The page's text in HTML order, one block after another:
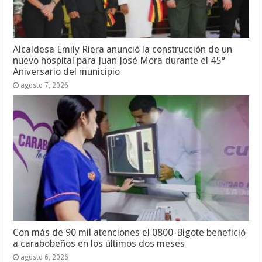
Alcaldesa Emily Riera anunció la construcción de un
nuevo hospital para Juan José Mora durante el 45°
Aniversario del municipio
agosto 7, 2026
Con más de 90 mil atenciones el 0800-Bigote benefició
a carabobeños en los últimos dos meses
agosto 6, 2026